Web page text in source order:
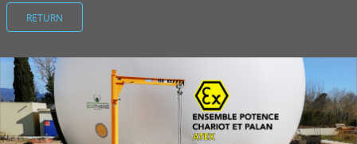
RETURN